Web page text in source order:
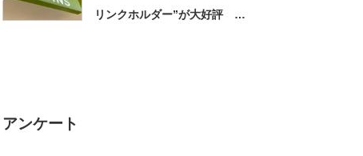
リンクホルダー”が大好評
アンケート